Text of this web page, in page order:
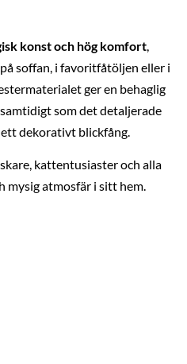
konst och hög komfort
soffan, i favoritfåtöljen eller i
ger en behaglig
som det detaljerade
dekorativt blickfång.
kattentusiaster och alla
mysig atmosfär i sitt hem.